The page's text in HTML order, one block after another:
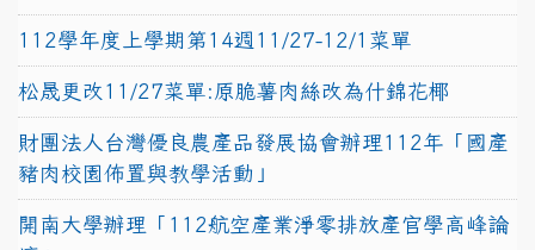
112學年度上學期第14週11/27-12/1菜單
松晟更改11/27菜單:原脆薯肉絲改為什錦花椰
財團法人台灣優良農產品發展協會辦理112年「國產
豬肉校園佈置與教學活動」
開南大學辦理「112航空產業淨零排放產官學高峰論